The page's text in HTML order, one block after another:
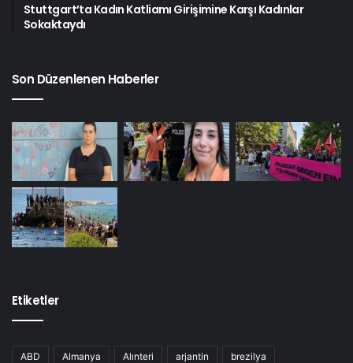
Stuttgart’ta Kadın Katliamı Girişimine Karşı Kadınlar
Sokaktaydı
Son Düzenlenen Haberler
Etiketler
ABD Almanya Alınteri arjantin brezilya